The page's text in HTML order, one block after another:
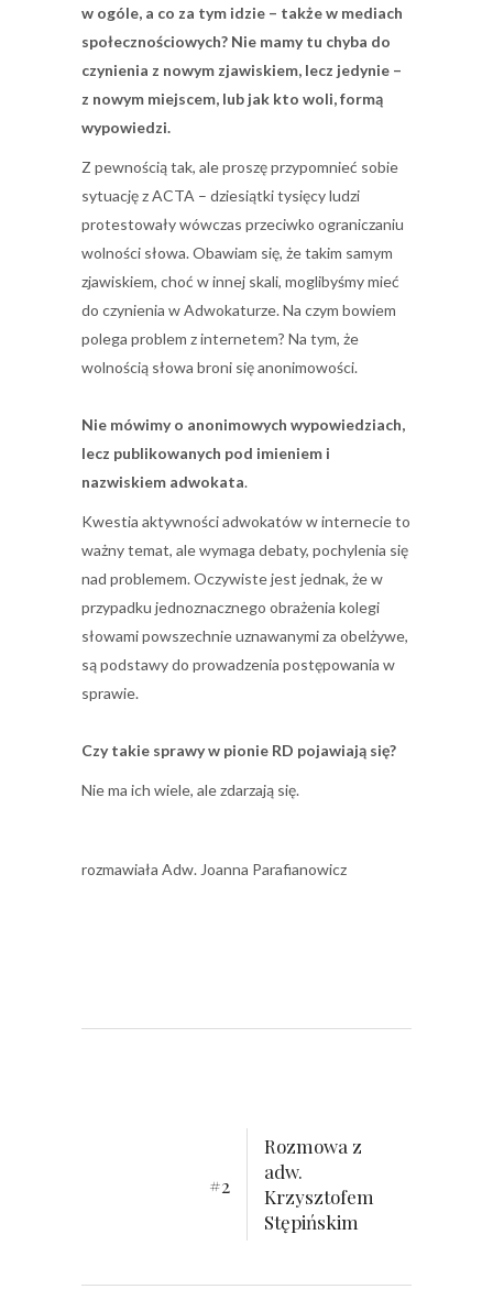
w ogóle, a co za tym idzie – także w mediach
społecznościowych? Nie mamy tu chyba do
czynienia z nowym zjawiskiem, lecz jedynie –
z nowym miejscem, lub jak kto woli, formą
wypowiedzi.
Z pewnością tak, ale proszę przypomnieć sobie
sytuację z ACTA – dziesiątki tysięcy ludzi
protestowały wówczas przeciwko ograniczaniu
wolności słowa. Obawiam się, że takim samym
zjawiskiem, choć w innej skali, moglibyśmy mieć
do czynienia w Adwokaturze. Na czym bowiem
polega problem z internetem? Na tym, że
wolnością słowa broni się anonimowości.
Nie mówimy o anonimowych wypowiedziach,
lecz publikowanych pod imieniem i
nazwiskiem adwokata.
Kwestia aktywności adwokatów w internecie to
ważny temat, ale wymaga debaty, pochylenia się
nad problemem. Oczywiste jest jednak, że w
przypadku jednoznacznego obrażenia kolegi
słowami powszechnie uznawanymi za obelżywe,
są podstawy do prowadzenia postępowania w
sprawie.
Czy takie sprawy w pionie RD pojawiają się?
Nie ma ich wiele, ale zdarzają się.
rozmawiała Adw. Joanna Parafianowicz
#2
Rozmowa z
adw.
Krzysztofem
Stępińskim